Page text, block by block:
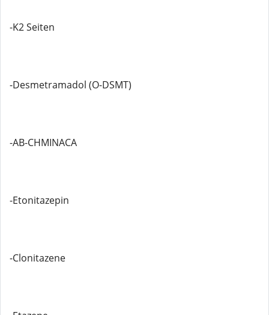
-K2 Seiten
-Desmetramadol (O-DSMT)
-AB-CHMINACA
-Etonitazepin
-Clonitazene